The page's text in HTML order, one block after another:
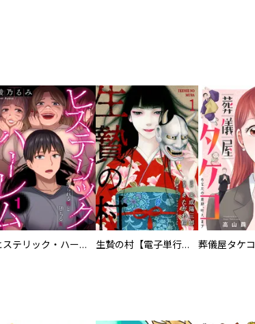
ヒステリック・ハーレム～搾られる男と堕ちる女～【電子単行本版】 生贄の村【電子単行本版】